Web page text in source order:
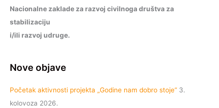
Nacionalne zaklade za razvoj civilnoga društva za
stabilizaciju
i/ili razvoj udruge.
Nove objave
Početak aktivnosti projekta „Godine nam dobro stoje“ 3.
kolovoza 2026.